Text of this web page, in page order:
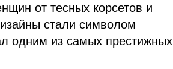
от тесных корсетов и
стали символом
одним из самых престижных